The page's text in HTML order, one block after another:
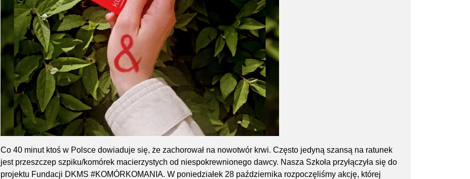
Co 40 minut ktoś w Polsce dowiaduje się, że zachorował na nowotwór krwi. Często jedyną szansą na ratunek
jest przeszczep szpiku/komórek macierzystych od niespokrewnionego dawcy. Nasza Szkoła przyłączyła się do
projektu Fundacji DKMS #KOMÓRKOMANIA. W poniedziałek 28 października rozpoczęliśmy akcję, której